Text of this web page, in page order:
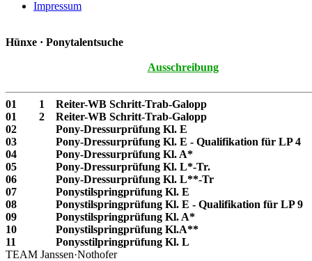
Impressum
Hünxe · Ponytalentsuche
Ausschreibung
01 1 Reiter-WB Schritt-Trab-Galopp
01
2 Reiter-WB Schritt-Trab-Galopp
02
Pony-Dressurprüfung Kl. E
03
Pony-Dressurprüfung Kl. E - Qualifikation für LP 4
04
Pony-Dressurprüfung Kl. A*
05
Pony-Dressurprüfung Kl. L*-Tr.
06
Pony-Dressurprüfung Kl. L**-Tr
07
Ponystilspringprüfung Kl. E
08
Ponystilspringprüfung Kl. E - Qualifikation für LP 9
09
Ponystilspringprüfung Kl. A*
10
Ponystilspringprüfung Kl.A**
11
Ponysstilpringprüfung Kl. L
TEAM Janssen·Nothofer